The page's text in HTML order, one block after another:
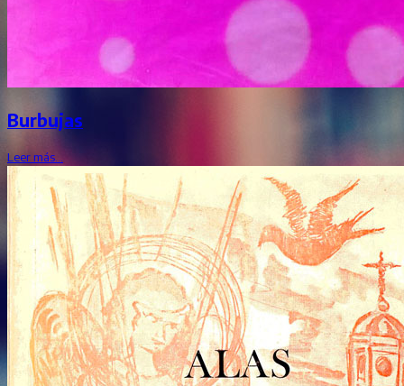
Burbujas
Leer más…